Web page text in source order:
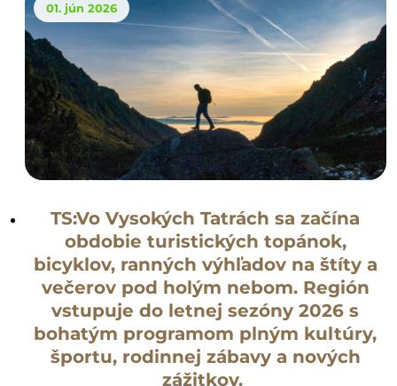
01. jún 2026
TS:Vo Vysokých Tatrách sa začína
obdobie turistických topánok,
bicyklov, ranných výhľadov na štíty a
večerov pod holým nebom. Región
vstupuje do letnej sezóny 2026 s
bohatým programom plným kultúry,
športu, rodinnej zábavy a nových
zážitkov.